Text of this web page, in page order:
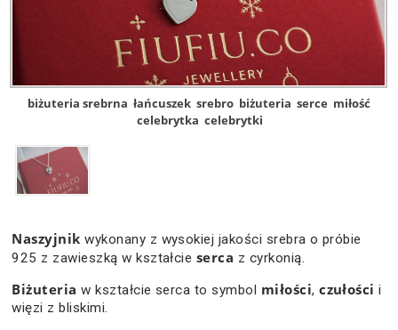
biżuteria srebrna łańcuszek srebro biżuteria serce miłość
celebrytka celebrytki
Naszyjnikwykonany z wysokiej jakości srebra o próbie
925 z zawieszką w kształcie serca z cyrkonią.
Biżuteriaw kształcie serca to symbol miłości,czułościi
więzi z bliskimi.